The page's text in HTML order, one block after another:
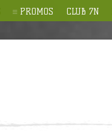
PROMOS CLUB 7N